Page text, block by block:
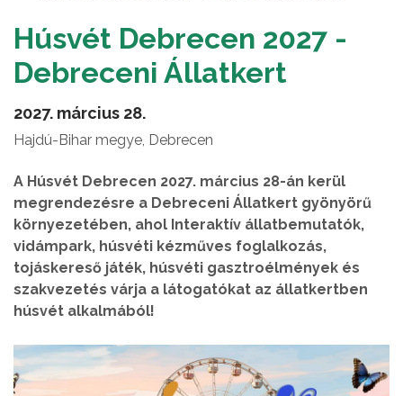
Húsvét Debrecen 2027 -
Debreceni Állatkert
2027. március 28.
Hajdú-Bihar megye, Debrecen
A Húsvét Debrecen 2027. március 28-án kerül
megrendezésre a Debreceni Állatkert gyönyörű
környezetében, ahol Interaktív állatbemutatók,
vidámpark, húsvéti kézműves foglalkozás,
tojáskereső játék, húsvéti gasztroélmények és
szakvezetés várja a látogatókat az állatkertben
húsvét alkalmából!